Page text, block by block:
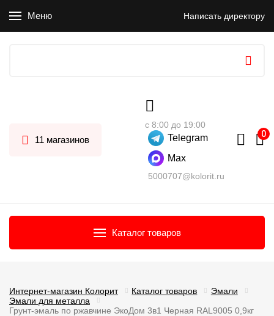
Меню Написать директору
11 магазинов
с 8:00 до 19:00
Telegram
Max
5000707@kolorit.ru
Каталог товаров
Интернет-магазин Колорит Каталог товаров
Эмали
Эмали для металла
Грунт-эмаль по ржавчине ЭкоДом 3в1 Черная RAL9005 0,9кг